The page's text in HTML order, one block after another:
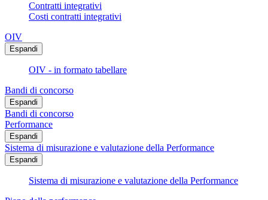
Contratti integrativi
Costi contratti integrativi
OIV
Espandi
OIV - in formato tabellare
Bandi di concorso
Espandi
Bandi di concorso
Performance
Espandi
Sistema di misurazione e valutazione della Performance
Espandi
Sistema di misurazione e valutazione della Performance